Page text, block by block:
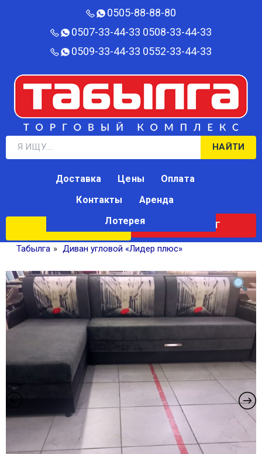
0505-88-88-80‬
0507-33-44-33 0508-33-44-33
0509-33-44-33 0552-33-44-33
НАЙТИ
КАТАЛОГ
Доставка Цены
Оплата
Контакты
Аренда
Лотерея
Табылга » Диван угловой «Лидер плюс»